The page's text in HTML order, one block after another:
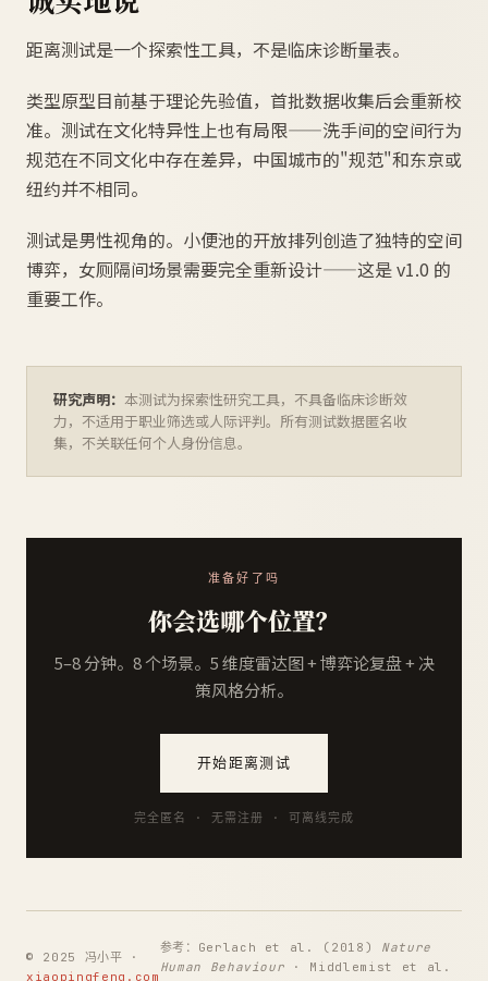
距离测试是一个探索性工具，不是临床诊断量表。
类型原型目前基于理论先验值，首批数据收集后会重新校
准。测试在文化特异性上也有局限——洗手间的空间行为
规范在不同文化中存在差异，中国城市的"规范"和东京或
纽约并不相同。
测试是男性视角的。小便池的开放排列创造了独特的空间
博弈，女厕隔间场景需要完全重新设计——这是 v1.0 的
重要工作。
研究声明： 本测试为探索性研究工具，不具备临床诊断效
力，不适用于职业筛选或人际评判。所有测试数据匿名收
集，不关联任何个人身份信息。
准备好了吗
你会选哪个位置？
5–8 分钟。8 个场景。5 维度雷达图 + 博弈论复盘 + 决
策风格分析。
开始距离测试
完全匿名 · 无需注册 · 可离线完成
© 2025 冯小平 ·
xiaopingfeng.com
参考：Gerlach et al. (2018) Nature
Human Behaviour · Middlemist et al.